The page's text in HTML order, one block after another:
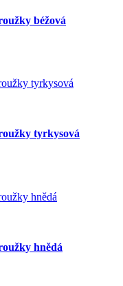
béžová
tyrkysová
hnědá